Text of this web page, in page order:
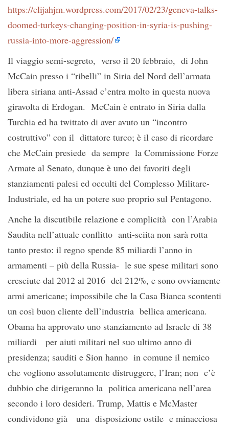
https://elijahjm.wordpress.com/2017/02/23/geneva-talks-
doomed-turkeys-changing-position-in-syria-is-pushing-
russia-into-more-aggression/
Il viaggio semi-segreto, verso il 20 febbraio, di John
McCain presso i “ribelli” in Siria del Nord dell’armata
libera siriana anti-Assad c’entra molto in questa nuova
giravolta di Erdogan. McCain è entrato in Siria dalla
Turchia ed ha twittato di aver avuto un “incontro
costruttivo” con il dittatore turco; è il caso di ricordare
che McCain presiede da sempre la Commissione Forze
Armate al Senato, dunque è uno dei favoriti degli
stanziamenti palesi ed occulti del Complesso Militare-
Industriale, ed ha un potere suo proprio sul Pentagono.
Anche la discutibile relazione e complicità con l’Arabia
Saudita nell’attuale conflitto anti-sciita non sarà rotta
tanto presto: il regno spende 85 miliardi l’anno in
armamenti – più della Russia- le sue spese militari sono
cresciute dal 2012 al 2016 del 212%, e sono ovviamente
armi americane; impossibile che la Casa Bianca scontenti
un così buon cliente dell’industria bellica americana.
Obama ha approvato uno stanziamento ad Israele di 38
miliardi per aiuti militari nel suo ultimo anno di
presidenza; sauditi e Sion hanno in comune il nemico
che vogliono assolutamente distruggere, l’Iran; non c’è
dubbio che dirigeranno la politica americana nell’area
secondo i loro desideri. Trump, Mattis e McMaster
condividono già una disposizione ostile e minacciosa